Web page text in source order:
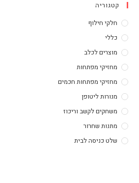
קטגוריה
חלקי חילוף
כללי
מוצרים לכלב
מחזיקי מפתחות
מחזיקי מפתחות חכמים
מנורות ליטופן
משחקים לקשב וריכוז
מתנות שחרור
שלט כניסה לבית